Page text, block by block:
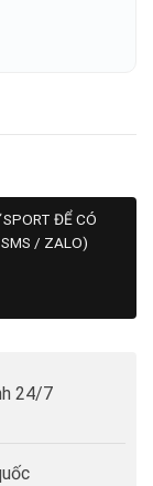
ĐỂ CÓ
/ ZALO)
24/7